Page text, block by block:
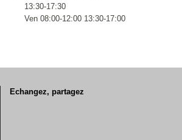
13:30-17:30
Ven 08:00-12:00 13:30-17:00
Echangez, partagez